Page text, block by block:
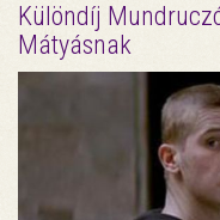
Különdíj
Mátyásnak